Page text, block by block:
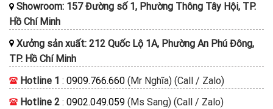
Showroom: 157 Đường số 1, Phường Thông Tây Hội, TP.
Hồ Chí Minh
Xưởng sản xuất: 212 Quốc Lộ 1A, Phường An Phú Đông,
TP. Hồ Chí Minh
Hotline 1 : 0909.766.660 (Mr Nghĩa) (Call / Zalo)
Hotline 2 : 0902.049.059 (Ms Sang) (Call / Zalo)